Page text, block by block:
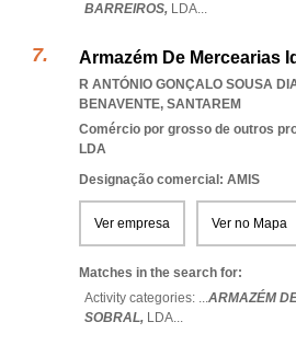
BARREIROS, LDA...
Armazém De Mercearias
R ANTÓNIO GONÇALO SOUSA
BENAVENTE, SANTAREM
Comércio por grosso de outros
LDA
Designação comercial: AMIS
Ver empresa Ver no Mapa
Matches in the search for:
Activity categories: ...ARMAZÉM
SOBRAL, LDA...